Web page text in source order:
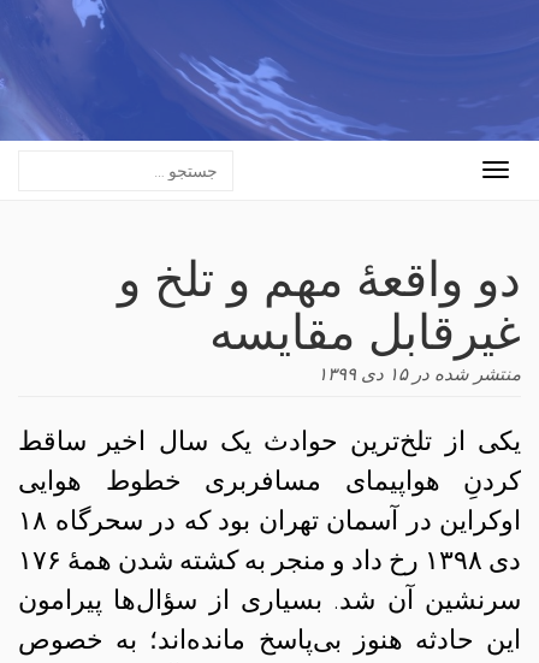
Toggle
دو واقعهٔ مهم و تلخ و
غیرقابل مقایسه
منتشر شده در۱۵ دی ۱۳۹۹
یکی از تلخ‌ترین حوادث یک سال اخیر ساقط
کردنِ هواپیمای مسافربری خطوط هوایی
اوکراین در آسمان تهران بود که در سحرگاه ۱۸
دی ۱۳۹۸ رخ داد و منجر به کشته شدن همهٔ ۱۷۶
سرنشین آن شد. بسیاری از سؤال‌ها پیرامون
این حادثه هنوز بی‌پاسخ مانده‌اند؛ به خصوص